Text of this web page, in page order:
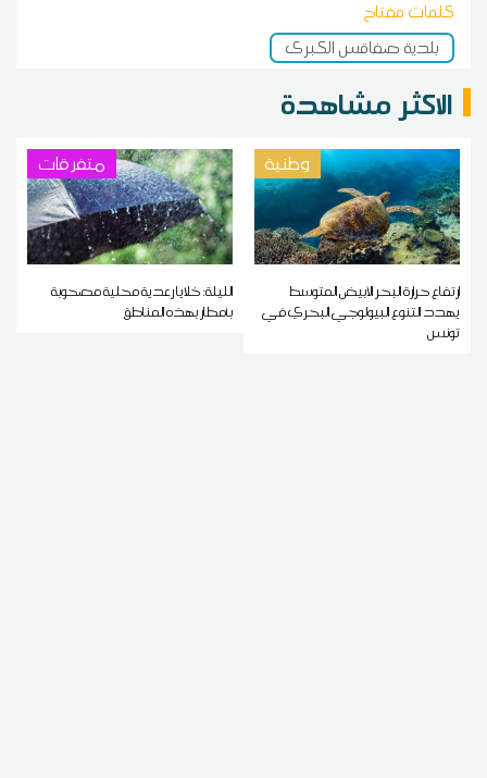
كلمات مفتاح
بلدية صفاقس الكبرى
الاكثر مشاهدة
وطنية
ارتفاع حرارة البحر الأبيض المتوسط
يهدد التنوع البيولوجي البحري في
تونس
متفرقات
الليلة: خلايا رعدية محلية مصحوبة
بأمطار بهذه المناطق